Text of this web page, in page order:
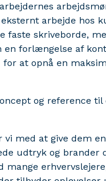
arbejde hos
faste skriveborde,
forlængelse af
at opnå en
og reference til
vi med at give dem
udtryk og brander